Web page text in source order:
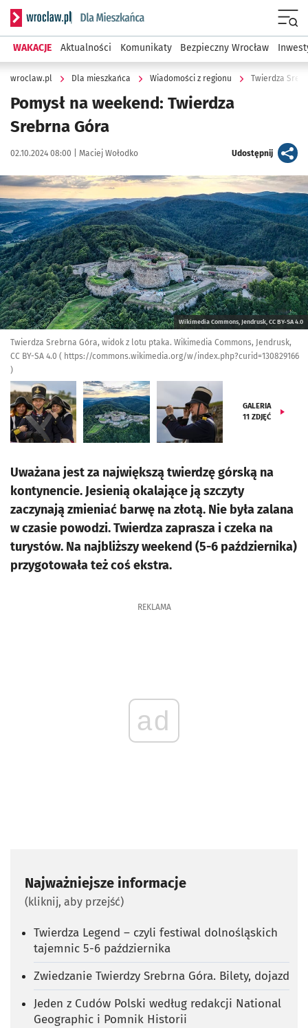
Serwis informacyjny wroclaw.pl podserwis: Dla mieszkańca
WAKACJE Aktualności Komunikaty Bezpieczny Wrocław
wroclaw.pl Dla mieszkańca Wiadomości z regionu Twierdza
Pomysł na weekend: Twierdza
Srebrna Góra
Data publikacji:
02.10.2024 08:00 | Autor:
Maciej Wołodko Udostępnijartykuł
Kliknij, aby zobaczyć galerię
Wikimedia Commons, Jendrusk, CC BY-SA 4.0
Twierdza Srebrna Góra, widok z lotu ptaka. Wikimedia Commons, Jendrusk,
CC BY-SA 4.0 ( https://commons.wikimedia.org/w/index.php?curid=130829166
)
GALERIA
11 ZDJĘĆ
Uważana jest za największą twierdzę górską na
kontynencie. Jesienią okalające ją szczyty
zaczynają zmieniać barwę na złotą. Nie była zalana
w czasie powodzi. Twierdza zaprasza i czeka na
turystów. Na najbliższy weekend (5-6 października)
przygotowała też coś ekstra.
REKLAMA
ad
Najważniejsze informacje
(kliknij, aby przejść)
Twierdza Legend – czyli festiwal dolnośląskich
tajemnic 5-6 października
Zwiedzanie Twierdzy Srebrna Góra. Bilety, dojazd
Jeden z Cudów Polski według redakcji National
Geographic i Pomnik Historii